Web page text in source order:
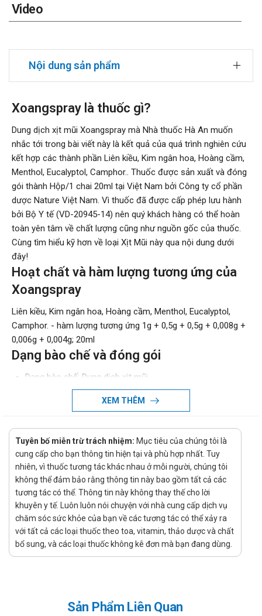
Video
Nội dung sản phẩm
Xoangspray là thuốc gì?
Dung dịch xịt mũi Xoangspray mà Nhà thuốc Hà An muốn
nhắc tới trong bài viết này là kết quả của quá trình nghiên cứu
kết hợp các thành phần Liên kiều, Kim ngân hoa, Hoàng cầm,
Menthol, Eucalyptol, Camphor.. Thuốc được sản xuất và đóng
gói thành Hộp/1 chai 20ml tại Việt Nam bởi Công ty cổ phần
dược Nature Việt Nam. Vì thuốc đã được cấp phép lưu hành
bởi Bộ Y tế (VD-20945-14) nên quý khách hàng có thể hoàn
toàn yên tâm về chất lượng cũng như nguồn gốc của thuốc.
Cùng tìm hiểu kỹ hơn về loại Xịt Mũi này qua nội dung dưới
đây!
Hoạt chất và hàm lượng tương ứng của
Xoangspray
Liên kiều, Kim ngân hoa, Hoàng cầm, Menthol, Eucalyptol,
Camphor. - hàm lượng tương ứng 1g + 0,5g + 0,5g + 0,008g +
0,006g + 0,004g; 20ml
Dạng bào chế và đóng gói
Dạng bào chế: Dung dịch xịt mũi
Đóng gói: Hộp/1 chai 20ml
Đường sử dụng: Xịt Mũi
Nhà sản xuất: Công ty cổ phần dược Nature Việt Nam
Xuất xứ: Việt Nam
Xử lý quên liều
Việc quên một liều có thể sẽ không gây ra vấn đề nghiêm
trọng, tuy nhiên nếu việc này diễn ra thường xuyên có thể sẽ
gây ảnh hưởng đến hiệu quả điều trị. Tuy nhiên, nếu quên liều
xảy ra thì chỉ cần sử dụng ngay liều đã quên nếu như thời gian
quên liều chưa lâu, còn nếu như quên quá lâu hoặc gần tới
nhắc nhở, báo thức nhắc uống thuốc bằng điện thoại để tránh
ảnh hưởng tới tác dụng của sản phẩm.
XEM THÊM
Tuyên bố miễn trừ trách nhiệm: Mục tiêu của chúng tôi là
cung cấp cho bạn thông tin hiện tại và phù hợp nhất. Tuy
nhiên, vì thuốc tương tác khác nhau ở mỗi người, chúng tôi
không thể đảm bảo rằng thông tin này bao gồm tất cả các
tương tác có thể. Thông tin này không thay thế cho lời
khuyên y tế. Luôn luôn nói chuyện với nhà cung cấp dịch vụ
chăm sóc sức khỏe của bạn về các tương tác có thể xảy ra
với tất cả các loại thuốc theo toa, vitamin, thảo dược và chất
bổ sung, và các loại thuốc không kê đơn mà bạn đang dùng.
Sản Phẩm Liên Quan